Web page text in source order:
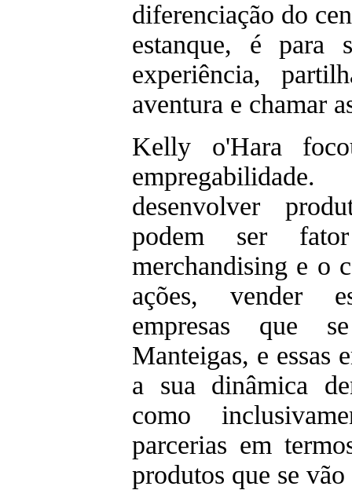
diferenciação do
estanque, é
experiência,
aventura e chamar
Kelly o'Hara
desenvolver
podem ser
merchandising e o
ações, vender
empresas que
Manteigas, e essas
a sua dinâmica
como
parcerias em
produtos que se